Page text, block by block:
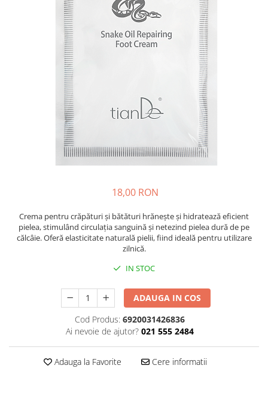
Dezinfectante
Absorbanti de Umiditate & Rezerve
Bioactivatori & Tratamente Fose
Manusi Protectie
Solutii curatare mobila
Ingrijire maini
Ingrijire picioare
Ingrijire Urechi
Curatare Intretinere Incaltaminte
Igiena Orala
Make-up
Produse incontinenta
Servetele Umede
18,00 RON
Crema pentru crăpături și bătături hrănește și hidratează eficient
pielea, stimulând circulația sanguină și netezind pielea dură de pe
călcâie. Oferă elasticitate naturală pielii, fiind ideală pentru utilizare
zilnică.
IN STOC
ADAUGA IN COS
Cod Produs: 6920031426836
Ai nevoie de ajutor? 021 555 2484
Adauga la Favorite Cere informatii